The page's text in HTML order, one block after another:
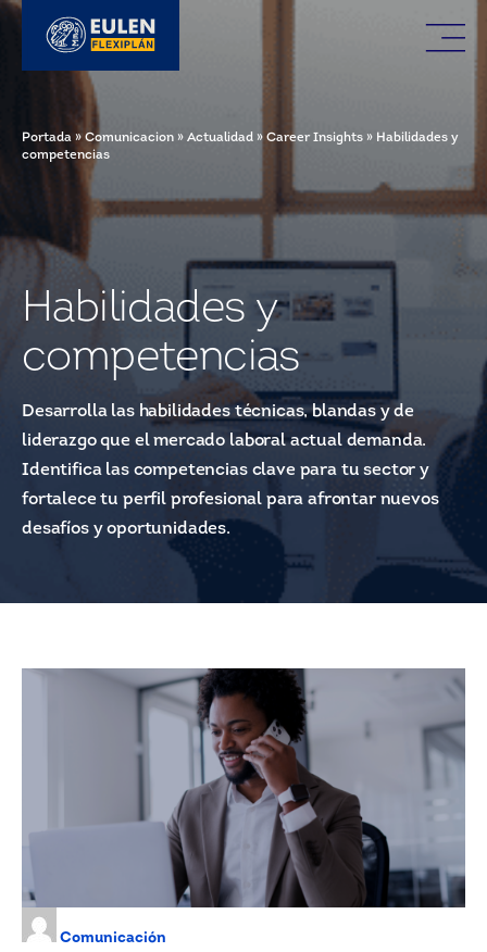
Portada » Comunicacion » Actualidad » Career Insights » Habilidades y
competencias
Habilidades y
competencias
Desarrolla las habilidades técnicas, blandas y de
liderazgo que el mercado laboral actual demanda.
Identifica las competencias clave para tu sector y
fortalece tu perfil profesional para afrontar nuevos
desafíos y oportunidades.
Comunicación